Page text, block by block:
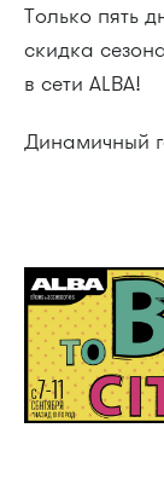
Только пять
скидка
в сети ALBA!
Динамичный